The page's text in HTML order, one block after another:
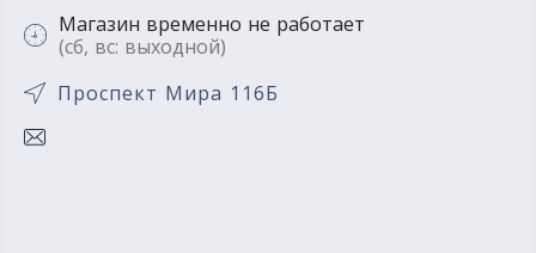
Магазин временно не работает
(сб, вс: выходной)
Проспект Мира 116Б